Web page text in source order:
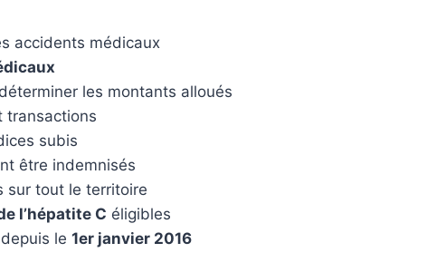
accidents médicaux
les montants alloués
subis
être indemnisés
sur tout le territoire
l’hépatite C éligibles
le 1er janvier 2016